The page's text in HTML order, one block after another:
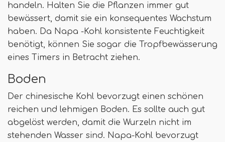
handeln. Halten Sie die Pflanzen immer gut
bewässert, damit sie ein konsequentes Wachstum
haben. Da Napa -Kohl konsistente Feuchtigkeit
benötigt, können Sie sogar die Tropfbewässerung
eines Timers in Betracht ziehen.
Boden
Der chinesische Kohl bevorzugt einen schönen
reichen und lehmigen Boden. Es sollte auch gut
abgelöst werden, damit die Wurzeln nicht im
stehenden Wasser sind. Napa-Kohl bevorzugt